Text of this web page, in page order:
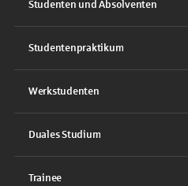
Studenten und Absolventen
Studentenpraktikum
Werkstudenten
Duales Studium
Trainee